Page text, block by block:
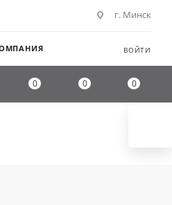
г. Минск
ВОЙТИ
0 0 0